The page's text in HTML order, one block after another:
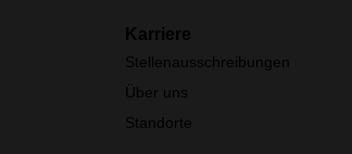
Karriere
Stellenausschreibungen
Über uns
Standorte